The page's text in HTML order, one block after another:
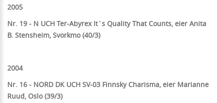
2005
Nr. 19 - N UCH Ter-Abyrex It`s Quality That Counts, eier Anita
B. Stensheim, Svorkmo(40/3)
2004
Nr. 16 - NORD DK UCH SV-03 Finnsky Charisma, eier Marianne
Ruud, Oslo (39/3)